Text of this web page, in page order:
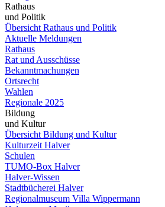
Rathaus
und Politik
Übersicht Rathaus und Politik
Aktuelle Meldungen
Rathaus
Rat und Ausschüsse
Bekanntmachungen
Ortsrecht
Wahlen
Regionale 2025
Bildung
und Kultur
Übersicht Bildung und Kultur
Kulturzeit Halver
Schulen
TUMO-Box Halver
Halver-Wissen
Stadtbücherei Halver
Regionalmuseum Villa Wippermann